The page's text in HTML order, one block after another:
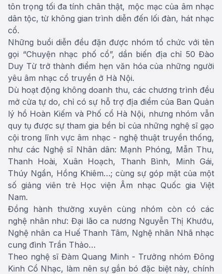
tôn trọng tối đa tính chân thật, mộc mạc của âm nhạc
dân tộc, từ không gian trình diễn đến lối đàn, hát nhạc
cổ.
Những buổi diễn đều đặn được nhóm tổ chức với tên
gọi “Chuyện nhạc phố cổ”, dần biến địa chỉ 50 Đào
Duy Từ trở thành điểm hẹn văn hóa của những người
yêu âm nhạc cổ truyền ở Hà Nội.
Dù hoạt động không doanh thu, các chương trình đều
mở cửa tự do, chỉ có sự hỗ trợ địa điểm của Ban Quản
lý hồ Hoàn Kiếm và Phố cổ Hà Nội, nhưng nhóm vẫn
quy tụ được sự tham gia bền bỉ của những nghệ sĩ gạo
cội trong lĩnh vực âm nhạc - nghệ thuật truyền thống,
như các Nghệ sĩ Nhân dân: Mạnh Phóng, Mẫn Thu,
Thanh Hoài, Xuân Hoạch, Thanh Bình, Minh Gái,
Thúy Ngần, Hồng Khiêm…; cùng sự góp mặt của một
số giảng viên trẻ Học viện Âm nhạc Quốc gia Việt
Nam.
Đồng hành thường xuyên cùng nhóm còn có các
nghệ nhân như: Đại lão ca nương Nguyễn Thị Khướu,
Nghệ nhân ca Huế Thanh Tâm, Nghệ nhân Nhã nhạc
cung đình Trần Thảo…
Theo nghệ sĩ Đàm Quang Minh - Trưởng nhóm Đông
Kinh Cổ Nhạc, làm nên sự gắn bó đặc biệt này, chính